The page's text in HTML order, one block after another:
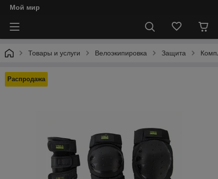
Мой мир
Товары и услуги Велоэкипировка Защита
Распродажа